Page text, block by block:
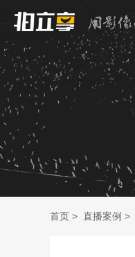
首页 > 直播案例 >